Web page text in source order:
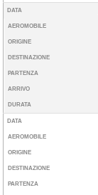
DATA
AEROMOBILE
ORIGINE
DESTINAZIONE
PARTENZA
ARRIVO
DURATA
DATA
AEROMOBILE
ORIGINE
DESTINAZIONE
PARTENZA